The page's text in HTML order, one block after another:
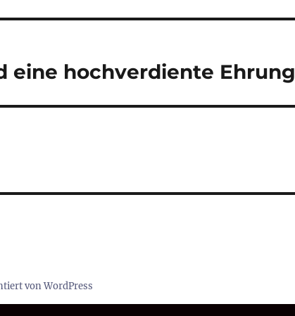
eine hochverdiente Ehrung
von WordPress